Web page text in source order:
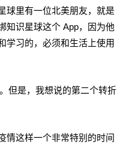
球里有一位北美朋友，就是
知识星球这个 App，因为他
学习的，必须和生活上使用
但是，我想说的第二个转折
情这样一个非常特别的时间